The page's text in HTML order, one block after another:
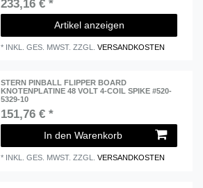
233,16 € *
Artikel anzeigen
* INKL. GES. MWST. ZZGL.VERSANDKOSTEN
STERN PINBALL FLIPPER BOARD
KNOTENPLATINE 48 VOLT 4-COIL SPIKE #520-
5329-10
151,76 € *
In den Warenkorb
* INKL. GES. MWST. ZZGL.VERSANDKOSTEN